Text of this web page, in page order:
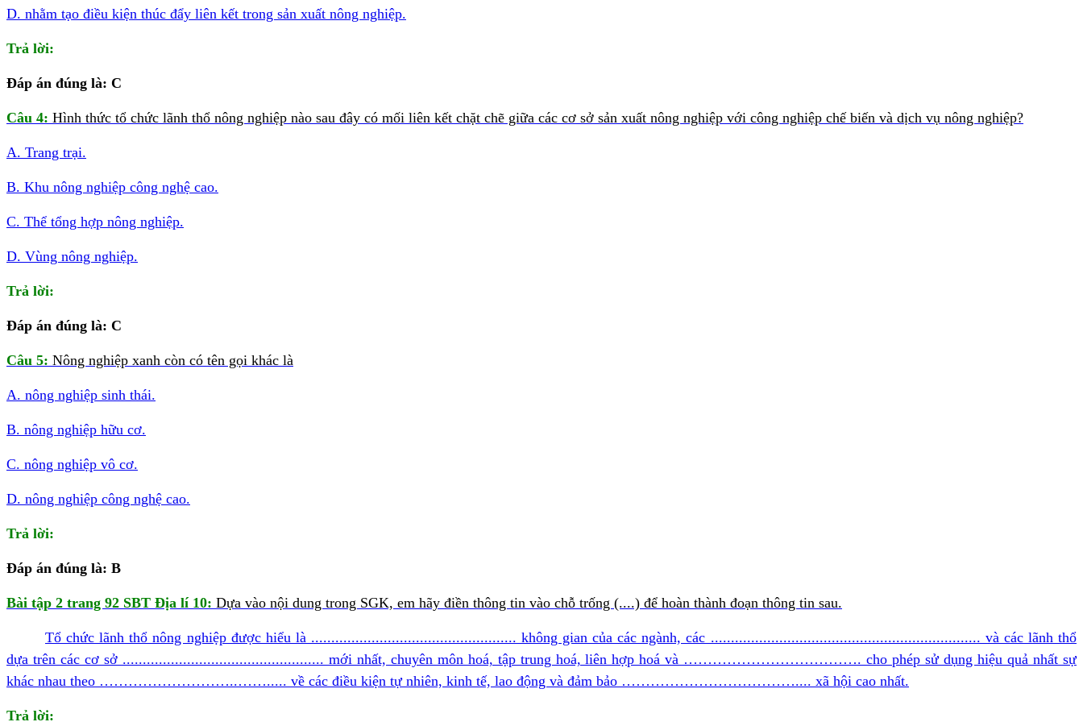
D. nhằm tạo điều kiện thúc đẩy liên kết trong sản xuất nông nghiệp.
Trả lời:
Đáp án đúng là: C
Câu 4: Hình thức tổ chức lãnh thổ nông nghiệp nào sau đây có mối liên kết chặt chẽ giữa các cơ sở sản xuất nông nghiệp với công nghiệp chế biến và dịch vụ nông nghiệp?
A. Trang trại.
B. Khu nông nghiệp công nghệ cao.
C. Thể tổng hợp nông nghiệp.
D. Vùng nông nghiệp.
Trả lời:
Đáp án đúng là: C
Câu 5: Nông nghiệp xanh còn có tên gọi khác là
A. nông nghiệp sinh thái.
B. nông nghiệp hữu cơ.
C. nông nghiệp vô cơ.
D. nông nghiệp công nghệ cao.
Trả lời:
Đáp án đúng là: B
Bài tập 2 trang 92 SBT Địa lí 10: Dựa vào nội dung trong SGK, em hãy điền thông tin vào chỗ trống (....) để hoàn thành đoạn thông tin sau.
Tổ chức lãnh thổ nông nghiệp được hiểu là ................................................... không gian của các ngành, các ................................................................... và các lãnh thổ
dựa trên các cơ sở .................................................. mới nhất, chuyên môn hoá, tập trung hoá, liên hợp hoá và ………………………………. cho phép sử dụng hiệu quả nhất sự
khác nhau theo ………………………..……..... về các điều kiện tự nhiên, kinh tế, lao động và đảm bảo ……………………………….... xã hội cao nhất.
Trả lời: